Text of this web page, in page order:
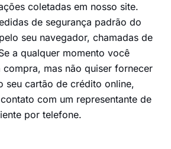
coletadas em nosso site.
de segurança padrão do
seu navegador, chamadas de
a qualquer momento você
compra, mas não quiser fornecer
seu cartão de crédito online,
com um representante de
por telefone.